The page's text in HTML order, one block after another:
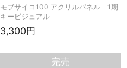
モブサイコ100 アクリルパネル 1期
キービジュアル
3,300円
完売